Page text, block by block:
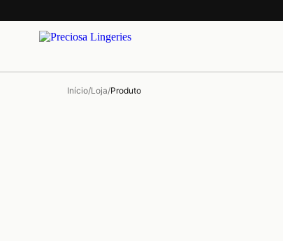
Início/Loja/Produto